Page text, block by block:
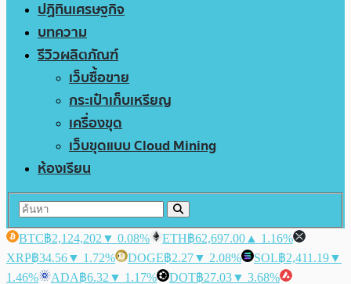
ปฏิทินเศรษฐกิจ
บทความ
รีวิวผลิตภัณฑ์
เว็บซื้อขาย
กระเป๋าเก็บเหรียญ
เครื่องขุด
เว็บขุดแบบ Cloud Mining
ห้องเรียน
BTC฿2,124,202 ▼ 0.08% ETH฿62,697.00 ▲ 1.16%
XRP฿34.56▼ 1.72% DOGE฿2.27▼ 2.08% SOL฿2,411.19▼
1.46%
ADA฿6.32 ▼ 1.17% DOT฿27.03▼ 3.68%